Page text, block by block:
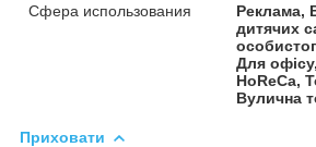
Сфера использования
Реклама,
дитячих
Для
HoReCa,
Вулична
Приховати